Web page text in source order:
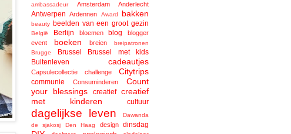
ambassadeur Amsterdam Anderlecht
Antwerpen Ardennen Award bakken
beauty beelden van een groot gezin
België Berlijn bloemen blog
blogger
event
boeken breien
breipatronen
Brugge
Brussel
Brussel met kids
Buitenleven
cadeautjes
Capsulecollectie challenge Citytrips
communie Consuminderen
Count
your blessings
creatief creatief
met kinderen
cultuur
dagelijkse leven
Dawanda
de sjakosj
Den Haag design dinsdag